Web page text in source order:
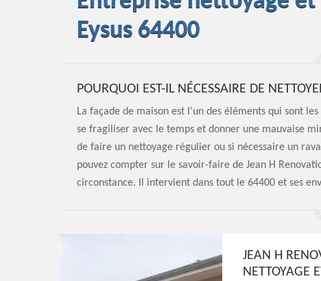
Eysus 64400
POURQUOI EST-IL NÉCESSAIRE DE
La façade de maison est l'un des éléments qui sont
se fragiliser avec le temps et donner une mauvaise
de faire un nettoyage régulier ou si nécessaire un
pouvez compter sur le savoir-faire de Jean H
circonstance. Il intervient dans tout le 64400 et ses
JEAN H
NETTOYAGE